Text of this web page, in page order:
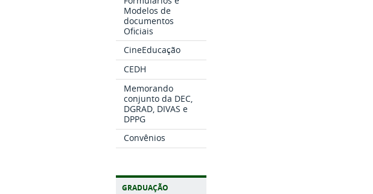
Modelos de
documentos
Oficiais
CineEducação
CEDH
Memorando
conjunto da DEC,
DGRAD, DIVAS e
DPPG
Convênios
GRADUAÇÃO